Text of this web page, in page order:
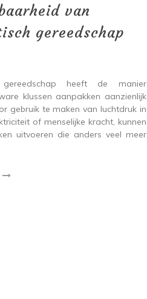
van
gereedschap
gereedschap heeft de manier
klussen aanpakken aanzienlijk
gebruik te maken van luchtdruk in
of menselijke kracht, kunnen
uitvoeren die anders veel meer